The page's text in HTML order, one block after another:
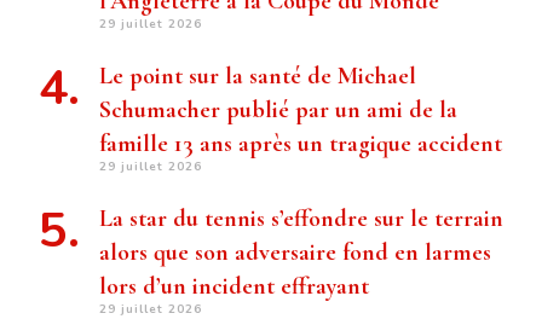
29 juillet 2026
Le point sur la santé de Michael
Schumacher publié par un ami de la
famille 13 ans après un tragique accident
29 juillet 2026
La star du tennis s’effondre sur le terrain
alors que son adversaire fond en larmes
lors d’un incident effrayant
29 juillet 2026